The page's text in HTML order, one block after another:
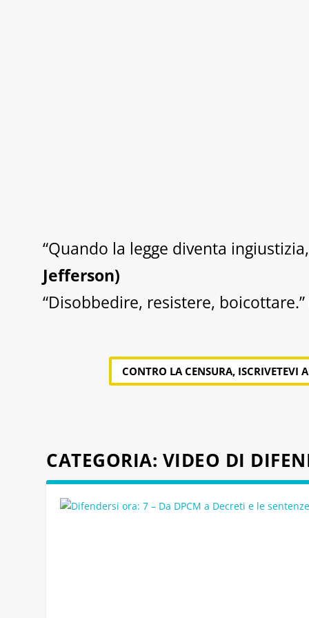
“Quando la legge diventa
Jefferson)
“Disobbedire, resistere, boicottare.”
CONTRO LA CENSURA, ISCRIVETEVI
CATEGORIA: VIDEO DI